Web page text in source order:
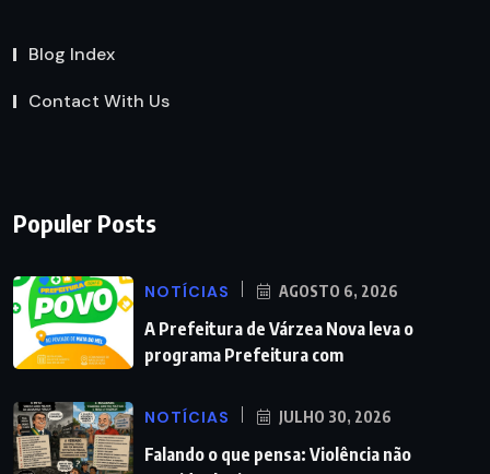
Blog Index
Contact With Us
Populer Posts
NOTÍCIAS AGOSTO 6, 2026
A Prefeitura de Várzea Nova leva o
programa Prefeitura com
NOTÍCIAS JULHO 30, 2026
Falando o que pensa: Violência não